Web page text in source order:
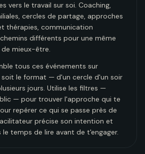
vers le travail sur soi. Coaching,
cercles de partage, approches
thérapies, communication
différents pour une même
mieux-être.
tous ces événements sur
soit le format — d'un cercle d'un soir
jours. Utilise les filtres —
— pour trouver l'approche qui te
repérer ce qui se passe près de
précise son intention et
temps de lire avant de t'engager.